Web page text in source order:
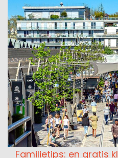
Familietips: en gratis